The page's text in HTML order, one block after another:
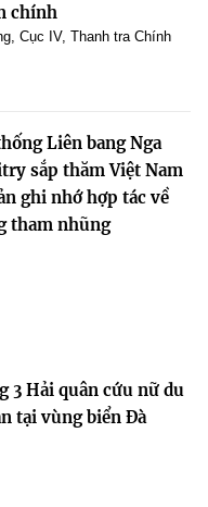
chính
Cục IV, Thanh tra Chính
Liên bang Nga
sắp thăm Việt Nam
ghi nhớ hợp tác về
tham nhũng
3 Hải quân cứu nữ du
tại vùng biển Đà